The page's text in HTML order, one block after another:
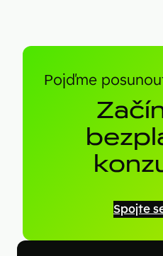
Pojďme
Spojte